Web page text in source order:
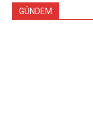
GÜNDEM